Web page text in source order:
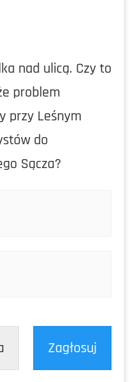
nad ulicą. Czy to
problem
przy Leśnym
do
Sącza?
Zagłosuj